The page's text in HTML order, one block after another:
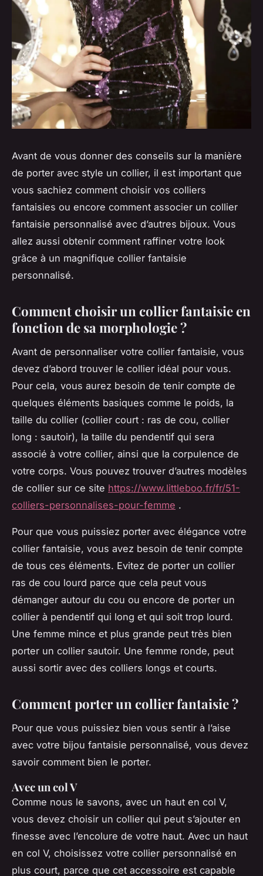
Avant de vous donner des conseils sur la manière
de porter avec style un collier, il est important que
vous sachiez comment choisir vos colliers
fantaisies ou encore comment associer un collier
fantaisie personnalisé avec d’autres bijoux. Vous
allez aussi obtenir comment raffiner votre look
grâce à un magnifique collier fantaisie
personnalisé.
Comment choisir un collier fantaisie en
fonction de sa morphologie ?
Avant de personnaliser votre collier fantaisie, vous
devez d’abord trouver le collier idéal pour vous.
Pour cela, vous aurez besoin de tenir compte de
quelques éléments basiques comme le poids, la
taille du collier (collier court : ras de cou, collier
long : sautoir), la taille du pendentif qui sera
associé à votre collier, ainsi que la corpulence de
votre corps. Vous pouvez trouver d’autres modèles
de collier sur ce site https://www.littleboo.fr/fr/51-
colliers-personnalises-pour-femme .
Pour que vous puissiez porter avec élégance votre
collier fantaisie, vous avez besoin de tenir compte
de tous ces éléments. Evitez de porter un collier
ras de cou lourd parce que cela peut vous
démanger autour du cou ou encore de porter un
collier à pendentif qui long et qui soit trop lourd.
Une femme mince et plus grande peut très bien
porter un collier sautoir. Une femme ronde, peut
aussi sortir avec des colliers longs et courts.
Comment porter un collier fantaisie ?
Pour que vous puissiez bien vous sentir à l’aise
avec votre bijou fantaisie personnalisé, vous devez
savoir comment bien le porter.
Avec un col V
Comme nous le savons, avec un haut en col V,
vous devez choisir un collier qui peut s’ajouter en
finesse avec l’encolure de votre haut. Avec un haut
en col V, choisissez votre collier personnalisé en
plus court, parce que cet accessoire est capable